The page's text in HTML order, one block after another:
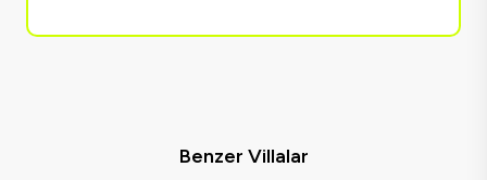
Benzer Villalar